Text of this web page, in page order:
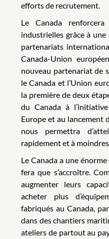
efforts de recrutement.
Le Canada
industrielles grâce à
partenariats
Canada-Union
nouveau partenariat de
le Canada et l’Union
la première de deux
du Canada à
Europe et au lancement
nous permettra
rapidement et à
Le Canada a une
fera que s’accroître.
augmenter leurs
acheter plus
fabriqués au Canada,
dans des chantiers
ateliers de partout au